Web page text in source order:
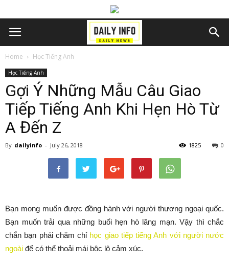
Home Học Tiếng Anh
Học Tiếng Anh
Gợi Ý Những Mẫu Câu Giao
Tiếp Tiếng Anh Khi Hẹn Hò Từ
A Đến Z
By dailyinfo - July 26, 2018 0
1825
Bạn mong muốn được đồng hành với người thương ngoại quốc.
Bạn muốn trải qua những buổi hẹn hò lãng mạn. Vậy thì chắc
chắn bạn phải chăm chỉ học giao tiếp tiếng Anh với người nước
ngoài để có thể thoải mái bộc lộ cảm xúc.